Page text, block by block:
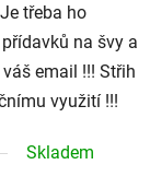
třeba ho
na švy a
email !!! Střih
využití !!!
Skladem